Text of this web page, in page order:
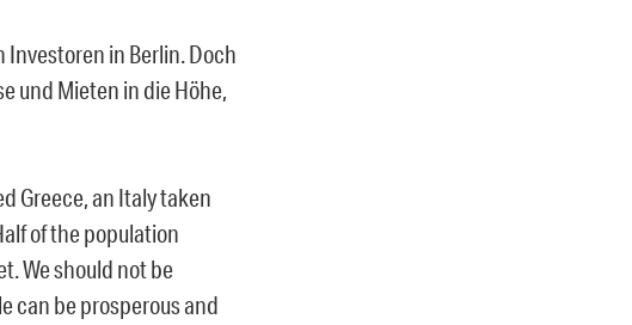
Investoren in Berlin. Doch
und Mieten in die Höhe,
Greece, an Italy taken
of the population
We should not be
can be prosperous and